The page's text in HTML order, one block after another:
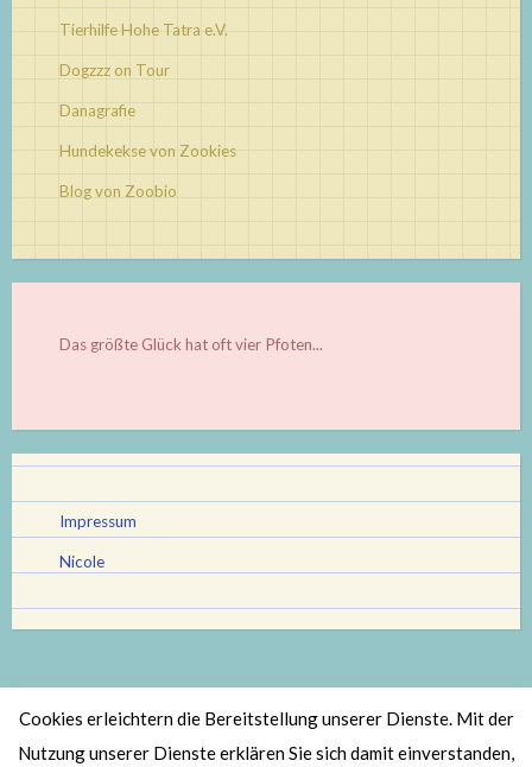
Tierhilfe Hohe Tatra e.V.
Dogzzz on Tour
Danagrafie
Hundekekse von Zookies
Blog von Zoobio
Das größte Glück hat oft vier Pfoten...
Impressum
Nicole
Stolz bereitgestellt von WordPress |
Theme: Scratchpad von
Cookies erleichtern die Bereitstellung unserer Dienste. Mit der
Nutzung unserer Dienste erklären Sie sich damit einverstanden,